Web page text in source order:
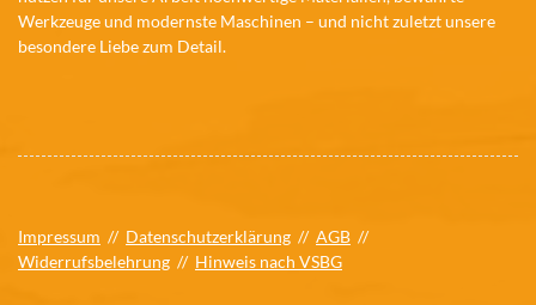
Werkzeuge und modernste Maschinen – und nicht zuletzt unsere
besondere Liebe zum Detail.
Impressum // Datenschutzerklärung // AGB //
Widerrufsbelehrung // Hinweis nach VSBG